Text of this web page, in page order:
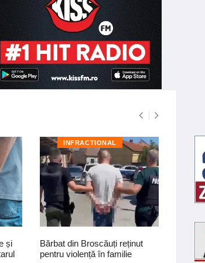
și
INFRACTIONAL
Bărbat din Broscăuți reținut
pentru violență în familie
4,5